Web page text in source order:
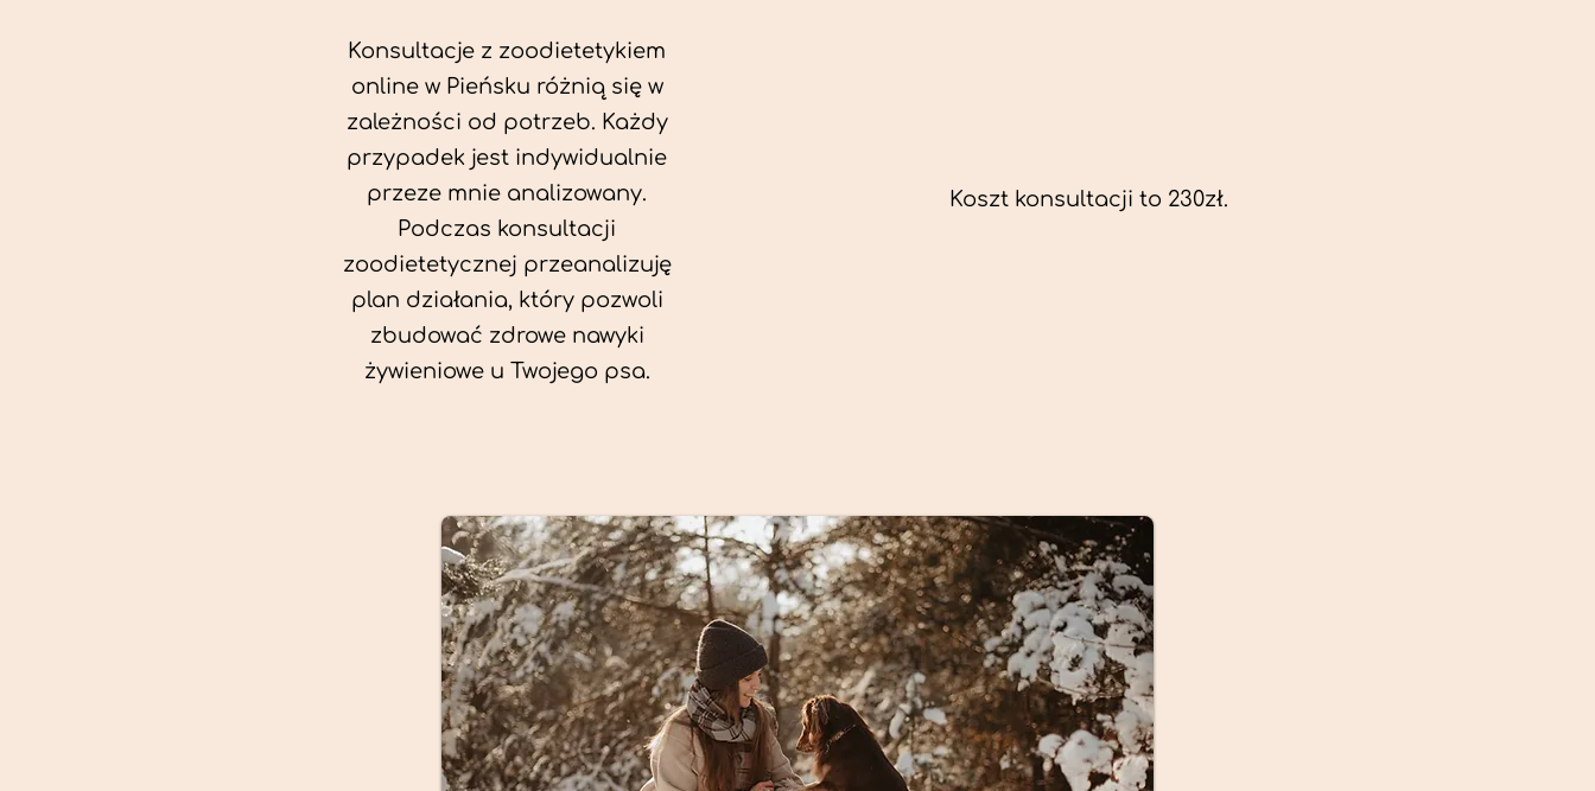
Konsultacje z zoodietetykiem
online w Pieńsku różnią się w
zależności od potrzeb. Każdy
przypadek jest indywidualnie
przeze mnie analizowany.
Podczas konsultacji
zoodietetycznej przeanalizuję
plan działania, który pozwoli
zbudować zdrowe nawyki
żywieniowe u Twojego psa.
Koszt konsultacji to 230zł.